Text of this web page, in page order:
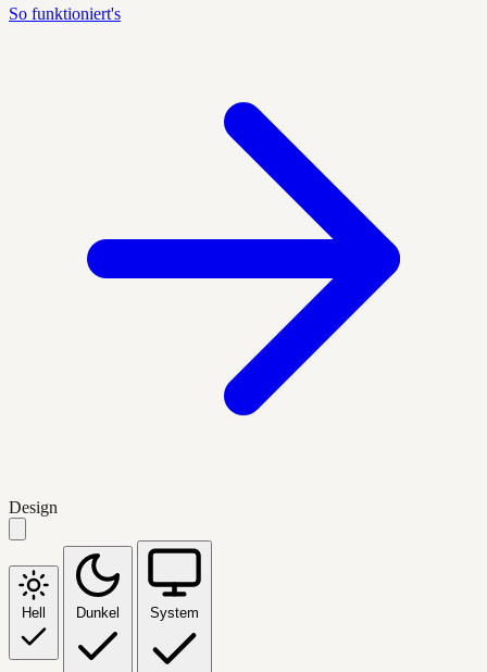
So funktioniert's
Design
Hell Dunkel System